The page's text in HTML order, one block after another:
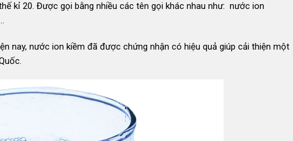
kỉ 20. Được gọi bằng nhiều các tên gọi khác nhau như: nước ion
nay, nước ion kiềm đã được chứng nhận có hiệu quả giúp cải thiện một